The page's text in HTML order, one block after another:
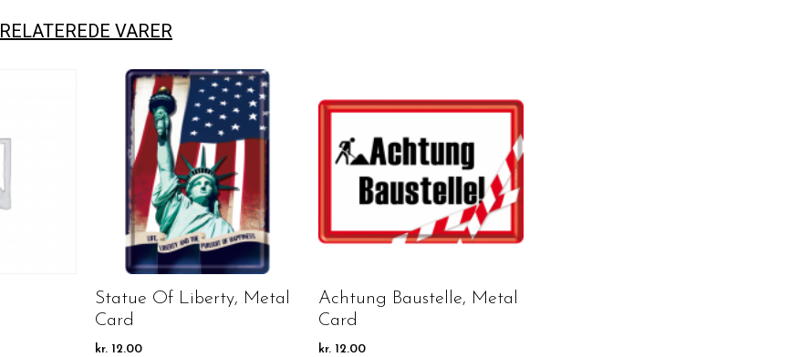
RELATEREDE VARER
Statue Of Liberty, Metal
Card
kr. 12.00
Achtung Baustelle, Metal
Card
kr. 12.00